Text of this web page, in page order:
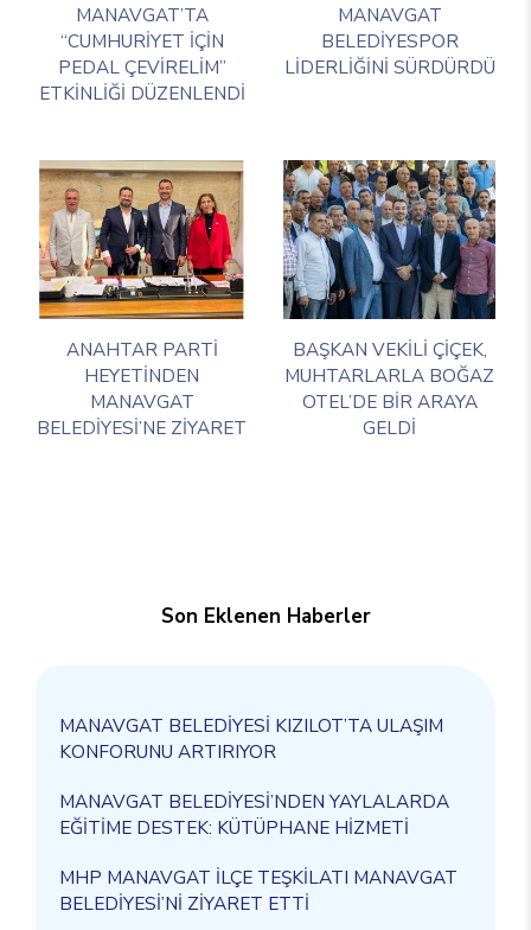
MANAVGAT’TA
“CUMHURİYET İÇİN
PEDAL ÇEVİRELİM”
ETKİNLİĞİ DÜZENLENDİ
MANAVGAT
BELEDİYESPOR
LİDERLİĞİNİ SÜRDÜRDÜ
ANAHTAR PARTİ
HEYETİNDEN
MANAVGAT
BELEDİYESİ’NE ZİYARET
BAŞKAN VEKİLİ ÇİÇEK,
MUHTARLARLA BOĞAZ
OTEL’DE BİR ARAYA
GELDİ
Son Eklenen Haberler
MANAVGAT BELEDİYESİ KIZILOT’TA ULAŞIM
KONFORUNU ARTIRIYOR
MANAVGAT BELEDİYESİ’NDEN YAYLALARDA
EĞİTİME DESTEK: KÜTÜPHANE HİZMETİ
MHP MANAVGAT İLÇE TEŞKİLATI MANAVGAT
BELEDİYESİ’Nİ ZİYARET ETTİ